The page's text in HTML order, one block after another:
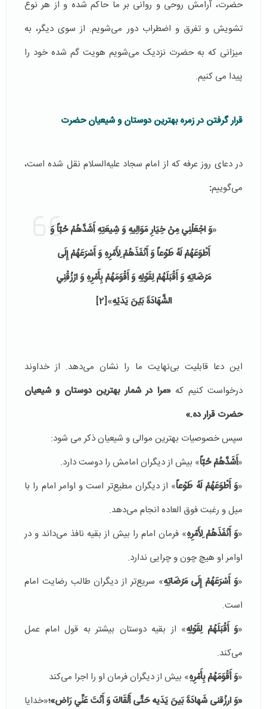
حضرت، آرامش روحی و روانی بر ما حاکم شده و از هر نوع
تشویش و تفرق و اضطراب دور می‌شویم. از سوی دیگر، به
میزانی که به حضرت نزدیک می‌شویم هویت گم شده خود را
پیدا می کنیم.
قرار گرفتن در زمره بهترین دوستان و شیعیان حضرت
در دعای روز عرفه که از امام سجاد علیه‌السلام نقل شده است،
می‌گوییم:
«وَ اجْعَلْنِي مِنْ خِيَارِ مَوَالِيهِ وَ شِيعَتِهِ أَشَدَّهُمْ حُبّاً وَ
أَطْوَعَهُمْ لَهُ طَوْعاً وَ أَنْفَذَهُمْ لِأَمْرِهِ وَ أَسْرَعَهُمْ إِلَى
مَرْضَاتِهِ وَ أَقْبَلَهُمْ لِقَوْلِهِ وَ أَقْوَمَهُمْ بِأَمْرِهِ وَ ارْزُقْنِي
الشَّهَادَةَ بَيْنَ يَدَيْهِ»
[2]
این دعا قابلیت بی‌نهایت ما را نشان می‌دهد. از خداوند
درخواست کنیم که«مرا در شمار بهترین دوستان و شیعیان
حضرت قرار ده.»
سپس خصوصیات بهترین موالی و شیعیان ذکر می شود:
«أَشَدَّهُمْ حُبّاً» بیش از دیگران امامش را دوست دارد.
«وَ أَطْوَعَهُمْ لَهُ طَوْعاً» از دیگران مطیع‌تر است و اوامر امام را با
میل و رغبت فوق العاده انجام می‌دهد.
«وَ أَنْفَذَهُمْ لِأَمْرِهِ» فرمان امام را بیش از بقیه نافذ می‌داند و در
اوامر او هیچ چون و چرایی ندارد.
«وَ أَسْرَعَهُمْ إِلَى مَرْضَاتِهِ» سریع‌تر از دیگران طالب رضایت امام
است.
«وَ أَقْبَلَهُمْ لِقَوْلِهِ» از بقیه دوستان بیشتر به قول امام عمل
می‌کند.
«وَ أَقْوَمَهُمْ بِأَمْرِهِ» بیش از دیگران فرمان او را اجرا می‌کند
«وَ ارزُقنی شَهادَةَ بَینَ یَدَیه حَتَّى أَلْقَاكَ وَ أَنْتَ عَنِّي رَاض‏»؛«خدایا